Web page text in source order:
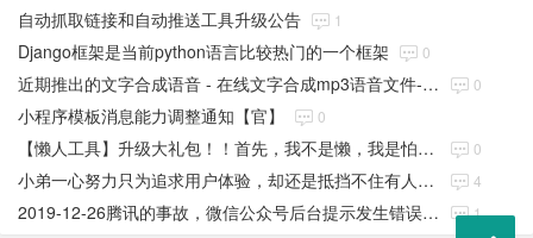
自动抓取链接和自动推送工具升级公告 1
Django框架是当前python语言比较热门的一个框架 0
近期推出的文字合成语音 - 在线文字合成mp3语音文件-在线工具 0
小程序模板消息能力调整通知【官】 0
【懒人工具】升级大礼包！！首先，我不是懒，我是怕懒！ 0
小弟一心努力只为追求用户体验，却还是抵挡不住有人想破坏。 4
2019-12-26腾讯的事故，微信公众号后台提示发生错误，连头像链接也瘫痪了 1